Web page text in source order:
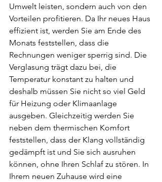
Umwelt leisten, sondern auch von den
Vorteilen profitieren. Da Ihr neues Haus
effizient ist, werden Sie am Ende des
Monats feststellen, dass die
Rechnungen weniger sperrig sind. Die
Verglasung trägt dazu bei, die
Temperatur konstant zu halten und
deshalb müssen Sie nicht so viel Geld
für Heizung oder Klimaanlage
ausgeben. Gleichzeitig werden Sie
neben dem thermischen Komfort
feststellen, dass der Klang vollständig
gedämpft ist und Sie sich ausruhen
können, ohne Ihren Schlaf zu stören. In
Ihrem neuen Zuhause wird eine